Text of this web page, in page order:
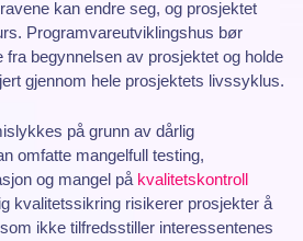
kan endre seg, og prosjektet
Programvareutviklingshus bør
fra begynnelsen av prosjektet og holde
gjennom hele prosjektets livssyklus.
på grunn av dårlig
omfatte mangelfull testing,
og mangel på kvalitetskontroll
kvalitetssikring risikerer prosjekter å
ikke tilfredsstiller interessentenes